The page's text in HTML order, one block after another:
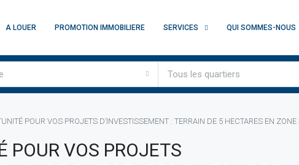
A LOUER PROMOTION IMMOBILIERE SERVICES QUI SOMMES-NOUS
Tous les quartiers
POUR VOS PROJETS D’INVESTISSEMENT : TERRAIN DE 5 HECTARES EN
POUR VOS PROJETS